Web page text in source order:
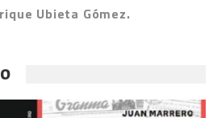
Ubieta Gómez.